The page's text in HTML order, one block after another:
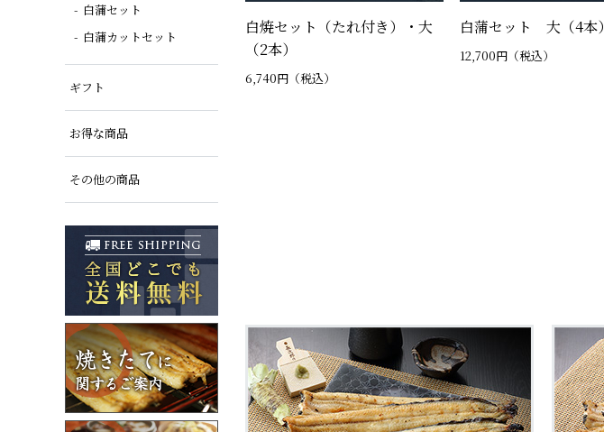
白蒲セット
白蒲カットセット
ギフト
お得な商品
その他の商品
白焼セット（たれ付き）・大
（2本）
6,740円（税込）
白蒲セット 大（4本）
12,700円（税込）